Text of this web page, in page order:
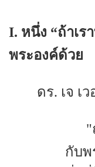
I. หนึ่ง “ถ้าเ
พระองค์ด้วย
ดร. เจ เ
"ถ้
กับพ